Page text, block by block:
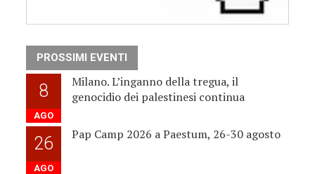
PROSSIMI EVENTI
8
AGO
Milano. L’inganno della tregua, il
genocidio dei palestinesi continua
26
AGO
Pap Camp 2026 a Paestum, 26-30 agosto